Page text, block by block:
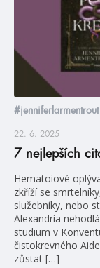
#jenniferlarmentrout
22. 6. 2025
7 nejlepších
Hematoiové
zkříží se
služebníky, nebo
Alexandria
studium v
čistokrevného
zůstat […]